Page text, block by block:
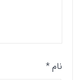
نام*